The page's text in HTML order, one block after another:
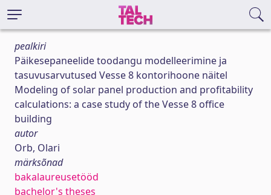
pealkiri
Päikesepaneelide toodangu modelleerimine ja
tasuvusarvutused Vesse 8 kontorihoone näitel
Modeling of solar panel production and profitability
calculations: a case study of the Vesse 8 office
building
autor
Orb, Olari
märksõnad
bakalaureusetööd
bachelor's theses